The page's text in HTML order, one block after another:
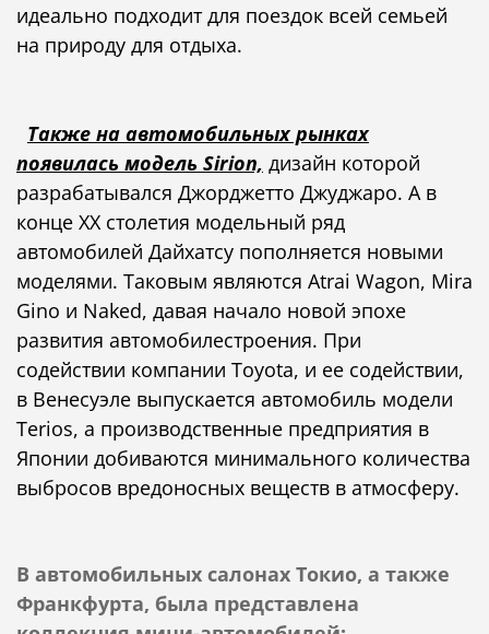
идеально подходит для поездок всей семьей
на природу для отдыха.
Также на автомобильных рынках
появилась модель Sirion, дизайн которой
разрабатывался Джорджетто Джуджаро. А в
конце ХХ столетия модельный ряд
автомобилей Дайхатсу пополняется новыми
моделями. Таковым являются Atrai Wagon, Mira
Gino и Naked, давая начало новой эпохе
развития автомобилестроения. При
содействии компании Toyota, и ее содействии,
в Венесуэле выпускается автомобиль модели
Terios, а производственные предприятия в
Японии добиваются минимального количества
выбросов вредоносных веществ в атмосферу.
В автомобильных салонах Токио, а также
Франкфурта, была представлена